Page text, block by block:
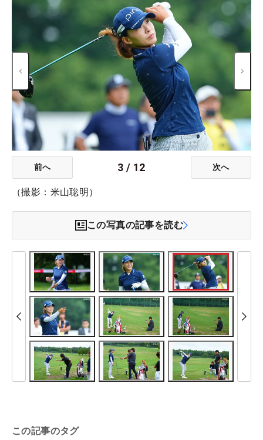
前へ 3 / 12 次へ
（撮影：米山聡明）
この写真の記事を読む
この記事のタグ